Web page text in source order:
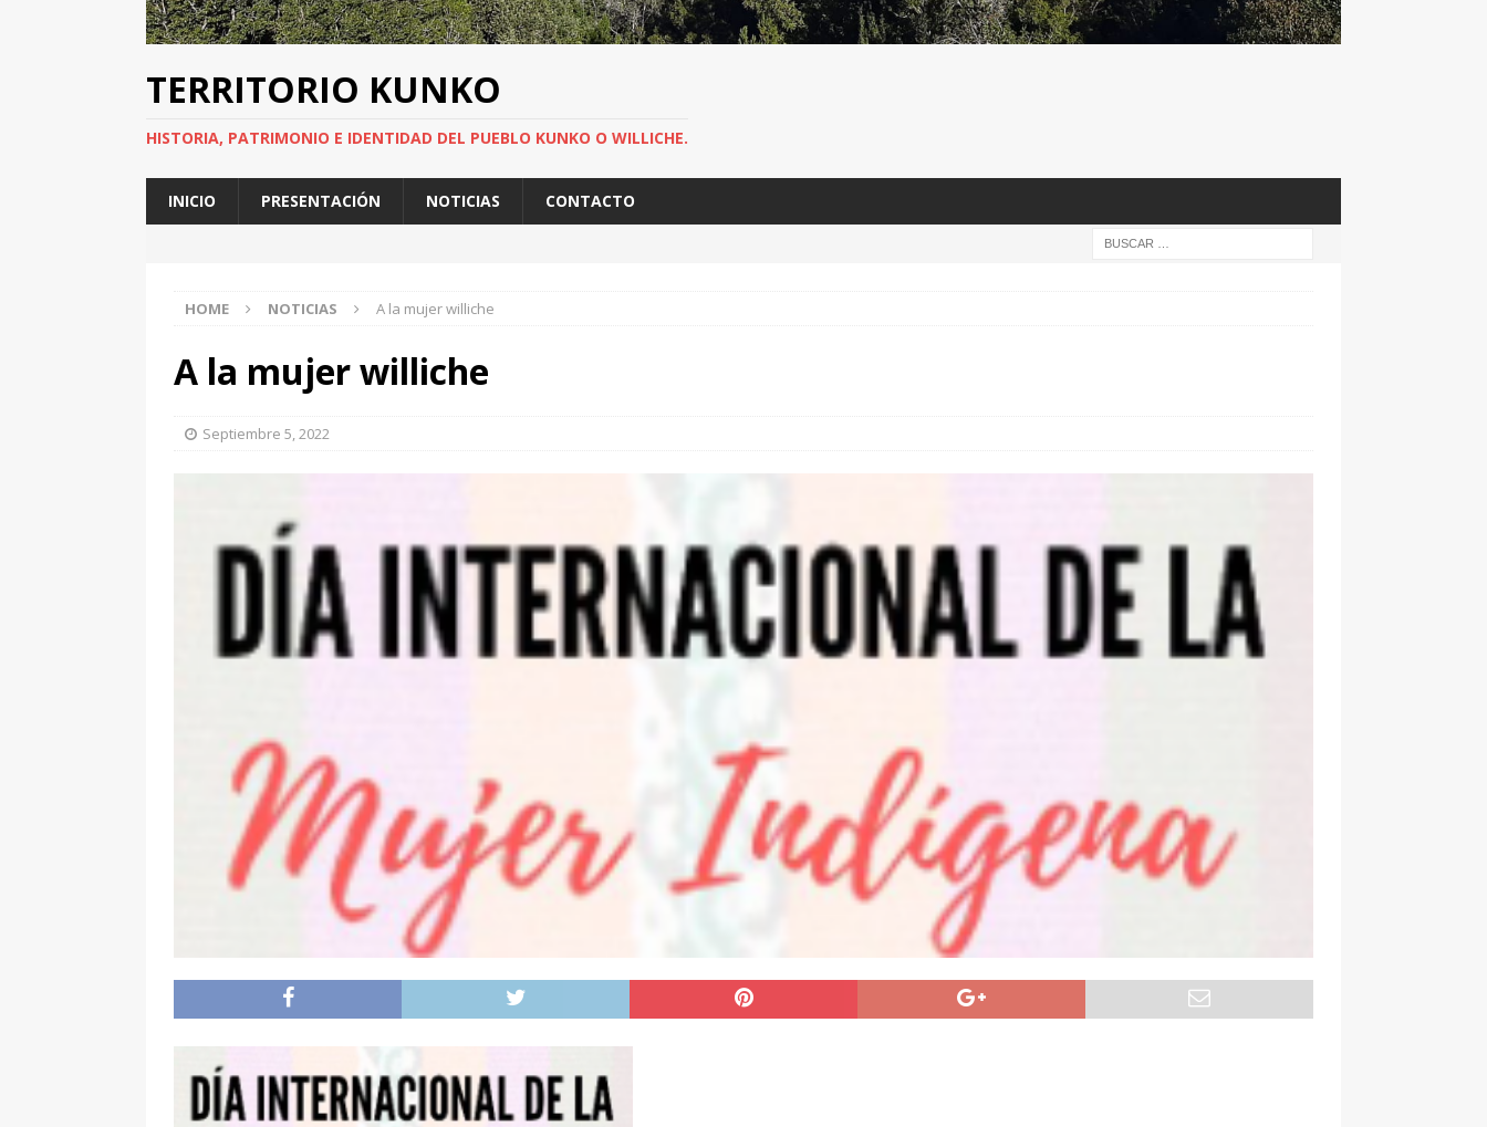
TERRITORIO KUNKO
HISTORIA, PATRIMONIO E IDENTIDAD DEL PUEBLO KUNKO O WILLICHE.
INICIO PRESENTACIÓN NOTICIAS CONTACTO
HOME NOTICIAS A la mujer williche
A la mujer williche
Septiembre 5, 2022